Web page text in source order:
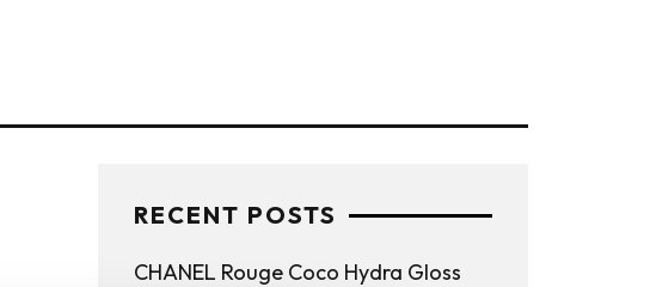
RECENT POSTS
CHANEL Rouge Coco Hydra Gloss